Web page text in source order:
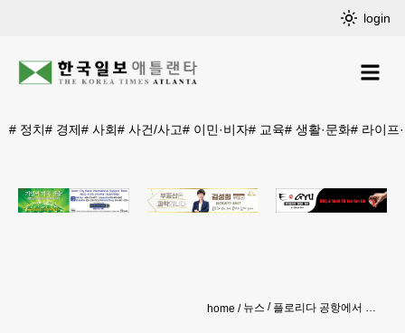
login
# 정치# 경제# 사회# 사건/사고# 이민·비자# 교육# 생활·문화# 라이프
home 뉴스 플로리다 공항에서 이륙 대기중 항공기엔진에 화재…승객 대피